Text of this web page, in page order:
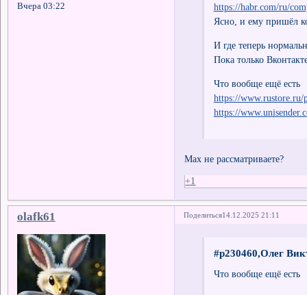
Вчера 03:22
https://habr.com/ru/
Ясно, и ему пришёл
И где теперь
Пока только
Что вообще ещё есть
https://
https://
Max не рассматриваете?
+1
Поделиться14.12.2025 21:11
olafk61
#p230460,Олег
Что вообще ещё есть